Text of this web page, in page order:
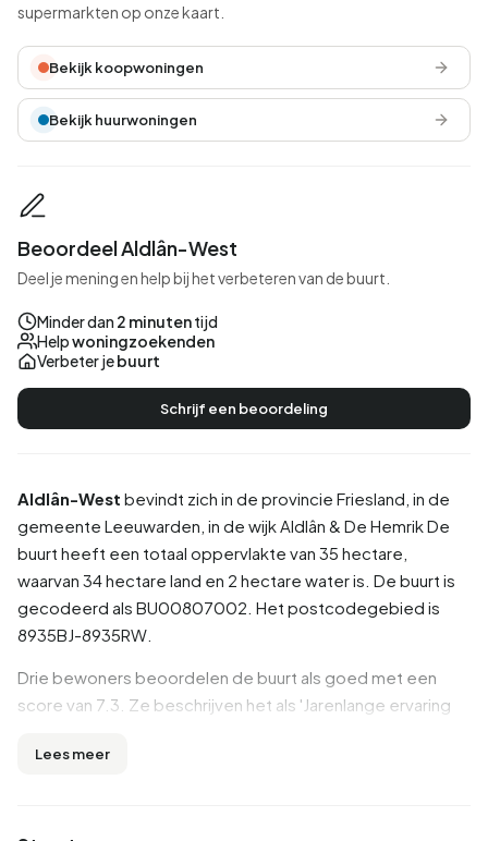
Aldlân-West bevindt zich in de provincie Friesland , in de
gemeente Leeuwarden , in de wijkAldlân & De HemrikDe
buurt heeft een totaal oppervlakte van 35 hectare,
waarvan 34 hectare land en 2 hectare water is. De buurt is
gecodeerd als BU00807002. Het postcodegebied is
8935BJ-8935RW.
Drie bewoners beoordelen de buurt als goed met een
score van 7.3. Ze beschrijven het als 'Jarenlange ervaring
'Prima'. Details als voorzieningen, bereikbaarheid, groen
Lees meer
supermarkten op onze kaart.
Bekijk koopwoningen
Bekijk huurwoningen
Beoordeel Aldlân-West
Deel je mening en help bij het verbeteren van de buurt.
Minder dan 2 minutentijd
Helpwoningzoekenden
Verbeter jebuurt
Schrijf een beoordeling